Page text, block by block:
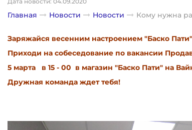
Главная Новости Новости Кому нужна
Заряжайся весенним настроением "Баско
Приходи на собеседование по вакансии
5 марта в 15 - 00 в магазин "Баско Пати" на
Дружная команда ждет тебя!